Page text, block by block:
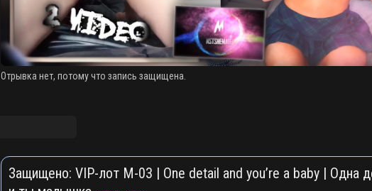
Отрывка нет, потому что запись защищена.
Защищено: VIP-лот M-03 | One detail and you’re a baby | Одна